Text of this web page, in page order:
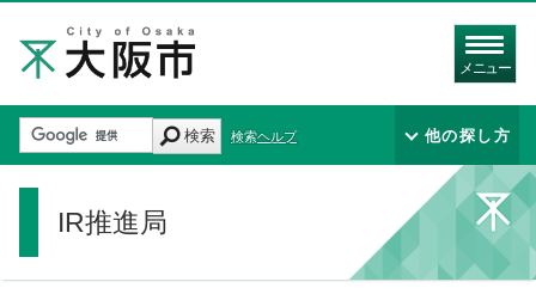
メニュー
検索 検索ヘルプ 他の探し方
IR推進局